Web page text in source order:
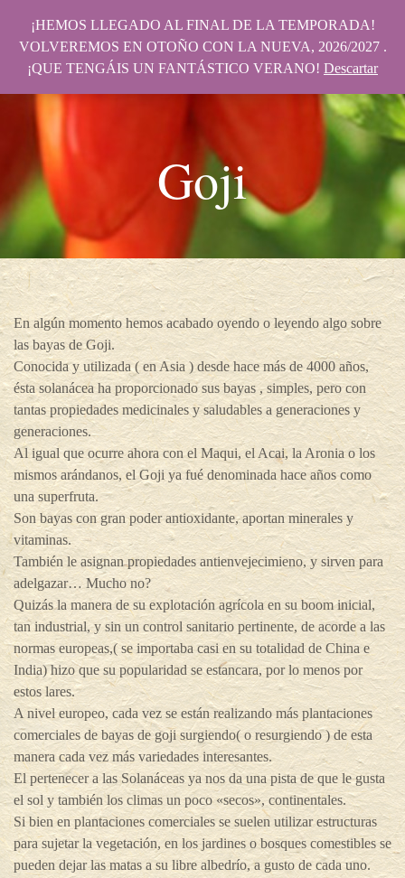
Goji
En algún momento hemos acabado oyendo o leyendo algo sobre
las bayas de Goji.
Conocida y utilizada ( en Asia ) desde hace más de 4000 años,
ésta solanácea ha proporcionado sus bayas , simples, pero con
tantas propiedades medicinales y saludables a generaciones y
generaciones.
Al igual que ocurre ahora con el Maqui, el Acai, la Aronia o los
mismos arándanos, el Goji ya fué denominada hace años como
una superfruta.
Son bayas con gran poder antioxidante, aportan minerales y
vitaminas.
También le asignan propiedades antienvejecimieno, y sirven para
adelgazar… Mucho no?
Quizás la manera de su explotación agrícola en su boom inicial,
tan industrial, y sin un control sanitario pertinente, de acorde a las
normas europeas,( se importaba casi en su totalidad de China e
India) hizo que su popularidad se estancara, por lo menos por
estos lares.
A nivel europeo, cada vez se están realizando más plantaciones
comerciales de bayas de goji surgiendo( o resurgiendo ) de esta
manera cada vez más variedades interesantes.
El pertenecer a las Solanáceas ya nos da una pista de que le gusta
el sol y también los climas un poco «secos», continentales.
Si bien en plantaciones comerciales se suelen utilizar estructuras
para sujetar la vegetación, en los jardines o bosques comestibles se
pueden dejar las matas a su libre albedrío, a gusto de cada uno.
¡HEMOS LLEGADO AL FINAL DE LA TEMPORADA!
VOLVEREMOS EN OTOÑO CON LA NUEVA, 2026/2027 .
¡QUE TENGÁIS UN FANTÁSTICO VERANO! Descartar